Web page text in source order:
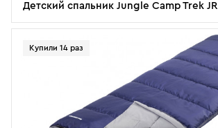
Детский спальник Jungle Camp Trek JR
Купили 14 раз